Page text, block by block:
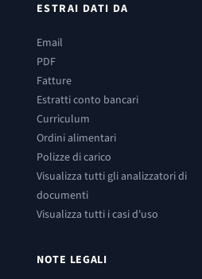
ESTRAI DATI DA
Email
PDF
Fatture
Estratti conto bancari
Curriculum
Ordini alimentari
Polizze di carico
Visualizza tutti gli analizzatori di
documenti
Visualizza tutti i casi d'uso
NOTE LEGALI